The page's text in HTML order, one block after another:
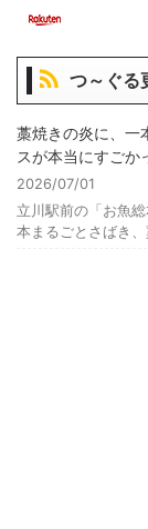
つ～ぐる
藁焼きの炎に、一
スが本当にすごか
2026/07/01
立川駅前の「お魚
本まるごとさばき